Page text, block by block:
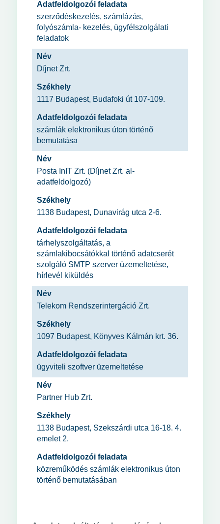
szerződéskezelés, számlázás,
folyószámla- kezelés, ügyfélszolgálati
feladatok
Adatfeldolgozói feladata
Díjnet Zrt.
Név
1117 Budapest, Budafoki út 107-109.
Székhely
számlák elektronikus úton történő
bemutatása
Adatfeldolgozói feladata
Posta InIT Zrt. (Díjnet Zrt. al-
adatfeldolgozó)
Név
1138 Budapest, Dunavirág utca 2-6.
Székhely
tárhelyszolgáltatás, a
számlakibocsátókkal történő adatcserét
szolgáló SMTP szerver üzemeltetése,
hírlevél kiküldés
Adatfeldolgozói feladata
Telekom Rendszerintergáció Zrt.
Név
1097 Budapest, Könyves Kálmán krt. 36.
Székhely
ügyviteli szoftver üzemeltetése
Adatfeldolgozói feladata
Partner Hub Zrt.
Név
1138 Budapest, Szekszárdi utca 16-18. 4.
emelet 2.
Székhely
közreműködés számlák elektronikus úton
történő bemutatásában
Adatfeldolgozói feladata